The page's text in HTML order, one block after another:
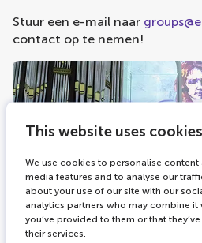
This website uses cookies
We use cookies to personalise
media features and to analyse our
about your use of our site with our
analytics partners who may combine
you’ve provided to them or that
their services.
Stuur een e-mail naar
contact op te nemen!